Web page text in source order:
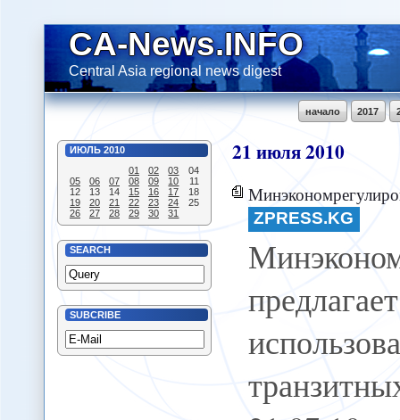
CA-News.INFO
Central Asia regional news digest
2017
начало
ИЮЛЬ 2010
01
02 03
04
05
06 07 08 09 10
11
12
13 14 15 16 17
18
19
20 21 22 23 24
25
26
27 28 29 30 31
SEARCH
SUBCRIBE
21июля2010
Минэкономрегулирования предлагает Корее
ZPRESS.KG